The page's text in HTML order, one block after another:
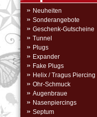
» Neuheiten
» Sonderangebote
» Geschenk-Gutscheine
» Tunnel
» Plugs
» Expander
» Fake Plugs
» Helix / Tragus Piercing
» Ohr-Schmuck
» Augenbraue
» Nasenpiercings
» Septum